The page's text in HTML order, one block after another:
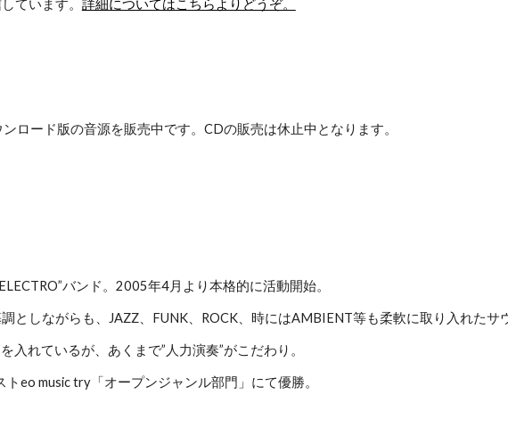
ています。 詳細についてはこちらよりどうぞ。
ンロード版の音源を販売中です。CDの販売は休止中となります。
バンド。2005年4月より本格的に活動開始。
としながらも、JAZZ、FUNK、ROCK、時にはAMBIENT等も柔軟に取り入れたサ
入れているが、あくまで”人力演奏”がこだわり。
eo music try「オープンジャンル部門」にて優勝。